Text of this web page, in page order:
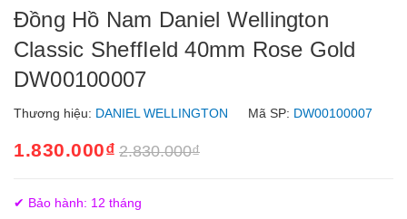
Đồng Hồ Nam Daniel Wellington
Classic SheffIeld 40mm Rose Gold
DW00100007
Thương hiệu: DANIEL WELLINGTON Mã SP: DW00100007
1.830.000₫ 2.830.000₫
✔ Bảo hành: 12 tháng